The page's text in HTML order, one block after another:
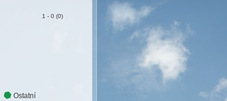
1 - 0 (0)
Ostatní